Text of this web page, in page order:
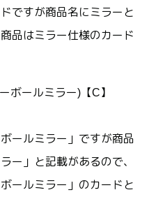
ですが商品名にミラーと
品はミラー仕様のカード
ボールミラー)【C】
ールミラー」ですが商品
ー」と記載があるので、
ールミラー」のカードと